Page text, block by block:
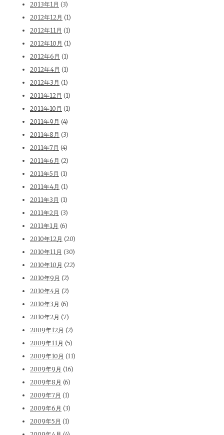
2013年1月 (3)
2012年12月 (1)
2012年11月 (1)
2012年10月 (1)
2012年6月 (1)
2012年4月 (1)
2012年3月 (1)
2011年12月 (1)
2011年10月 (1)
2011年9月 (4)
2011年8月 (3)
2011年7月 (4)
2011年6月 (2)
2011年5月 (1)
2011年4月 (1)
2011年3月 (1)
2011年2月 (3)
2011年1月 (6)
2010年12月 (20)
2010年11月 (30)
2010年10月 (22)
2010年9月 (2)
2010年4月 (2)
2010年3月 (6)
2010年2月 (7)
2009年12月 (2)
2009年11月 (5)
2009年10月 (11)
2009年9月 (16)
2009年8月 (6)
2009年7月 (1)
2009年6月 (3)
2009年5月 (1)